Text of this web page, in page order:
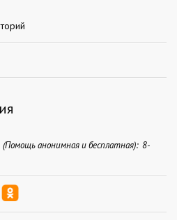
анонимная и бесплатная): 8-